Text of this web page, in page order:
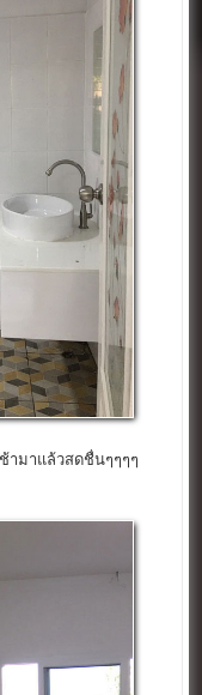
ามาแล้วสดชื่นๆๆๆๆ